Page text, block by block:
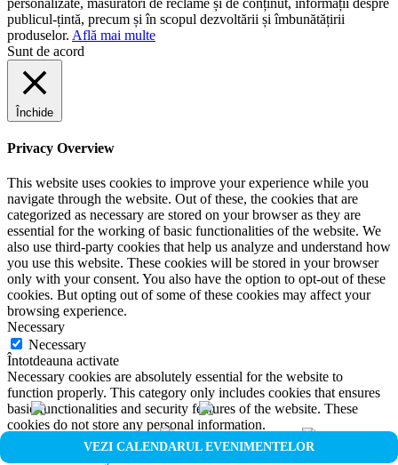
VEZI CALENDARUL EVENIMENTELOR
publicul-țintă, precum și în scopul dezvoltării și îmbunătățirii
produselor. Află mai multe
Sunt de acord
Închide
Privacy Overview
This website uses cookies to improve your experience while you
navigate through the website. Out of these, the cookies that are
categorized as necessary are stored on your browser as they are
essential for the working of basic functionalities of the website. We
also use third-party cookies that help us analyze and understand how
you use this website. These cookies will be stored in your browser
only with your consent. You also have the option to opt-out of these
cookies. But opting out of some of these cookies may affect your
browsing experience.
Necessary
Necessary
Întotdeauna activate
Necessary cookies are absolutely essential for the website to
function properly. This category only includes cookies that ensures
basic functionalities and security features of the website. These
cookies do not store any personal information.
Non-necessary